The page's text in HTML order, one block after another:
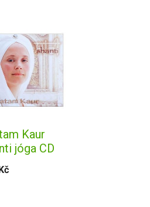
Kaur
jóga CD